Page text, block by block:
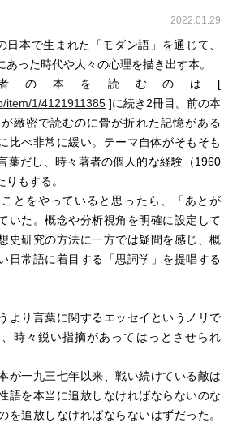
2022.01.29
日本で生まれた「モダン語」を通じて、
あった時代や人々の心理を描き出す本。
の本を読むのは[
item/1/4121911385]に続き2冊目。前の本
緻密で読むのに骨が折れた記憶がある
比べ非常に緩い。テーマ自体がそもそも
葉だし、時々著者の個人的な経験（1960
もする。
とをやっていると思ったら、「あとが
いた。概念や分析視角を明確に設定して
史研究の方法に一方では疑問を感じ、概
日常語に着目する「思詞学」を提唱する
より言葉に関するエッセイというノリで
時々鋭い指摘があってはっとさせられ
が一九三七年以来、戦い続けている敵は
語を本当に追放しなければならないのな
を追放しなければならないはずだった。